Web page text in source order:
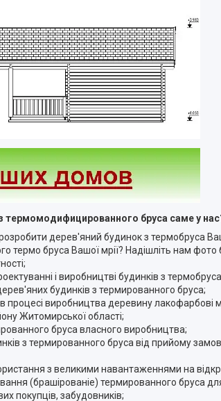
бруса саме у
дерев'яний будинок з термобруса
термо бруса Вашої мрії? Надішліть нам
і виробництві будинків з
будинків з термированного бруса;
в процесі виробництва деревину лакофарбові
Житомирської області;
бруса власного виробництва;
з термированного бруса від прийому
з великими навантаженнями на
(брашірованіе) термированного бруса
покупців, забудовників;